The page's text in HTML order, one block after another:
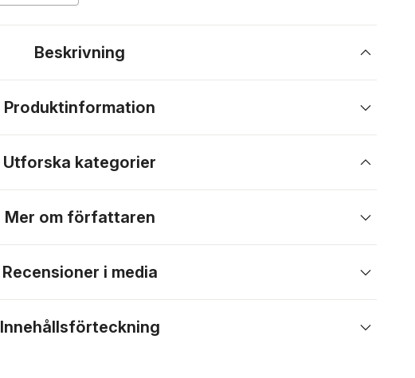
Beskrivning
Produktinformation
Utforska kategorier
Mer om författaren
Recensioner i media
Innehållsförteckning